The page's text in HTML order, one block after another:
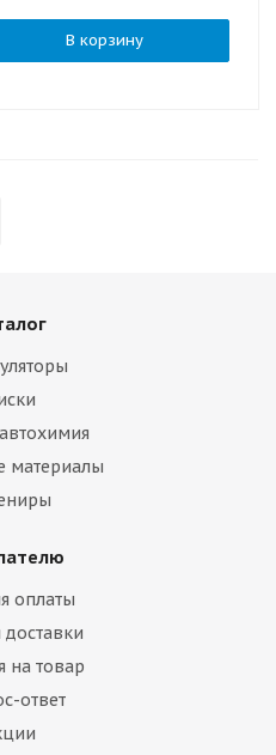
В корзину
материалы
оплаты
доставки
на товар
ответ